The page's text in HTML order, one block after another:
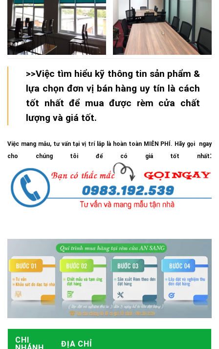
>>Việc tìm hiểu kỹ thông tin sản phẩm &
lựa chọn đơn vị bán hàng uy tín là cách
tốt nhất để mua được rèm cửa chất
lượng và giá tốt.
Việc mang mẫu, tư vấn tại vị trí lắp là hoàn toàn MIỄN PHÍ. Hãy gọi ngay
cho chúng tôi để có giá tốt nhất:
CHI
ĐỊA CHỈ